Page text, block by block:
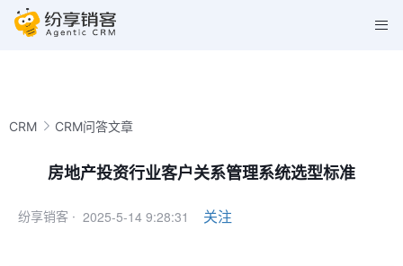
CRM CRM问答文章
房地产投资行业客户关系管理系统选型标准
纷享销客 · 2025-5-14 9:28:31 关注